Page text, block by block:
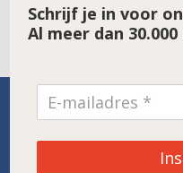
Schrijf je in voor
Al meer dan